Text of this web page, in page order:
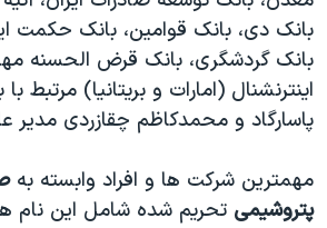
بانک دی، بانک قوامین، بانک حکمت
بانک گردشگری، بانک قرض الحسنه مهر
اینترنشنال (امارات و بریتانیا) مرتبط
پاسارگاد و محمدکاظم چقازردی مدیر
مهمترین شرکت ها و افراد وابسته به
پتروشیمی تحریم شده شامل این نام